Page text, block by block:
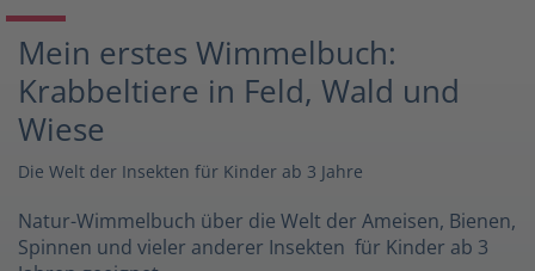
Mein erstes Wimmelbuch:
Krabbeltiere in Feld, Wald und
Wiese
Die Welt der Insekten für Kinder ab 3 Jahre
Natur-Wimmelbuch über die Welt der Ameisen, Bienen,
Spinnen und vieler anderer Insekten  für Kinder ab 3